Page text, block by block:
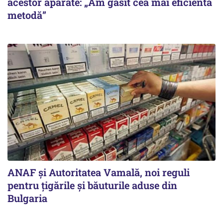
metodă”
ANAF și Autoritatea Vamală, noi reguli
pentru țigările și băuturile aduse din
Bulgaria